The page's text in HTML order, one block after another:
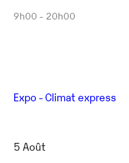
9h00 - 20h00
Expo - Climat express
5 Août